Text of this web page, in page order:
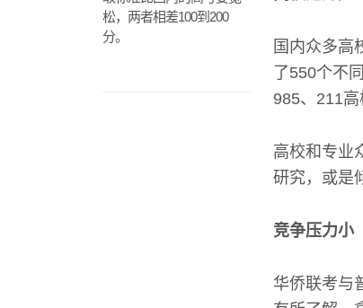
松，两者相差100到200
分。
国内众多高
了550个不
985、211高
高校和专业
研究，或是
竞争压力小
华侨联考与